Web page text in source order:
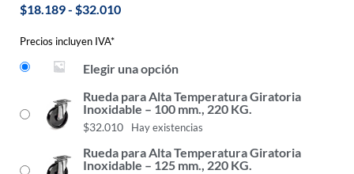
$18.189- $32.010
Precios incluyen IVA*
Elegir una opción
Rueda para Alta Temperatura Giratoria
Inoxidable – 100 mm., 220 KG.
$32.010 Hay existencias
Rueda para Alta Temperatura Giratoria
Inoxidable – 125 mm., 220 KG.